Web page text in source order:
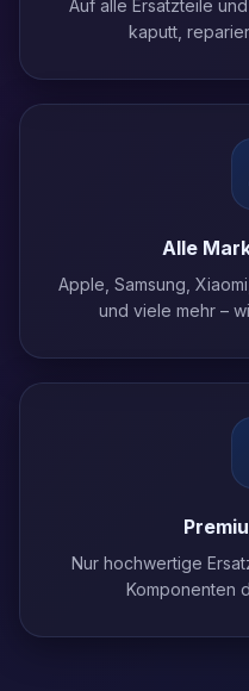
Auf alle Ersatzteile
kaputt,
Alle
Apple, Samsung,
und viele mehr –
Nur hochwertige
Komponenten